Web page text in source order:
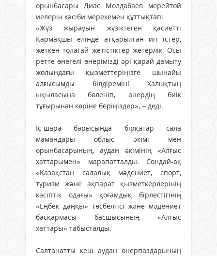
орынбасары Диас Молдабаев мерейтой
иелерін кәсіби мерекемен құттықтап:
«Жүз жырауын жүзіктеген қасиетті
Қармақшы елінде атқарылған игі істер,
жеткен толағай жетістіктер жетерлік. Осы
ретте өнегелі өнерімізді әрі қарай дамыту
жолындағы қызметтеріңізге шынайы
алғысымды білдіремін! Халықтың
ықыласына бөленіп, өнердің биік
тұғырынан көріне беріңіздер», – деді.
Іс-шара барысында бірқатар сала
мамандары облыс әкімі мен
орынбасарының, аудан әкімінің «Алғыс
хаттарымен» марапатталды. Сондай-ақ
«Қазақстан салалық мәдениет, спорт,
туризм және ақпарат қызметкерлерінің
кәсіптік одағы» қоғамдық бірлестігінің
«Еңбек даңқы» төсбелгісі және мәдениет
басқармасы басшысының «Алғыс
хаттары» табысталды.
Салтанатты кеш аудан өнерпаздарының